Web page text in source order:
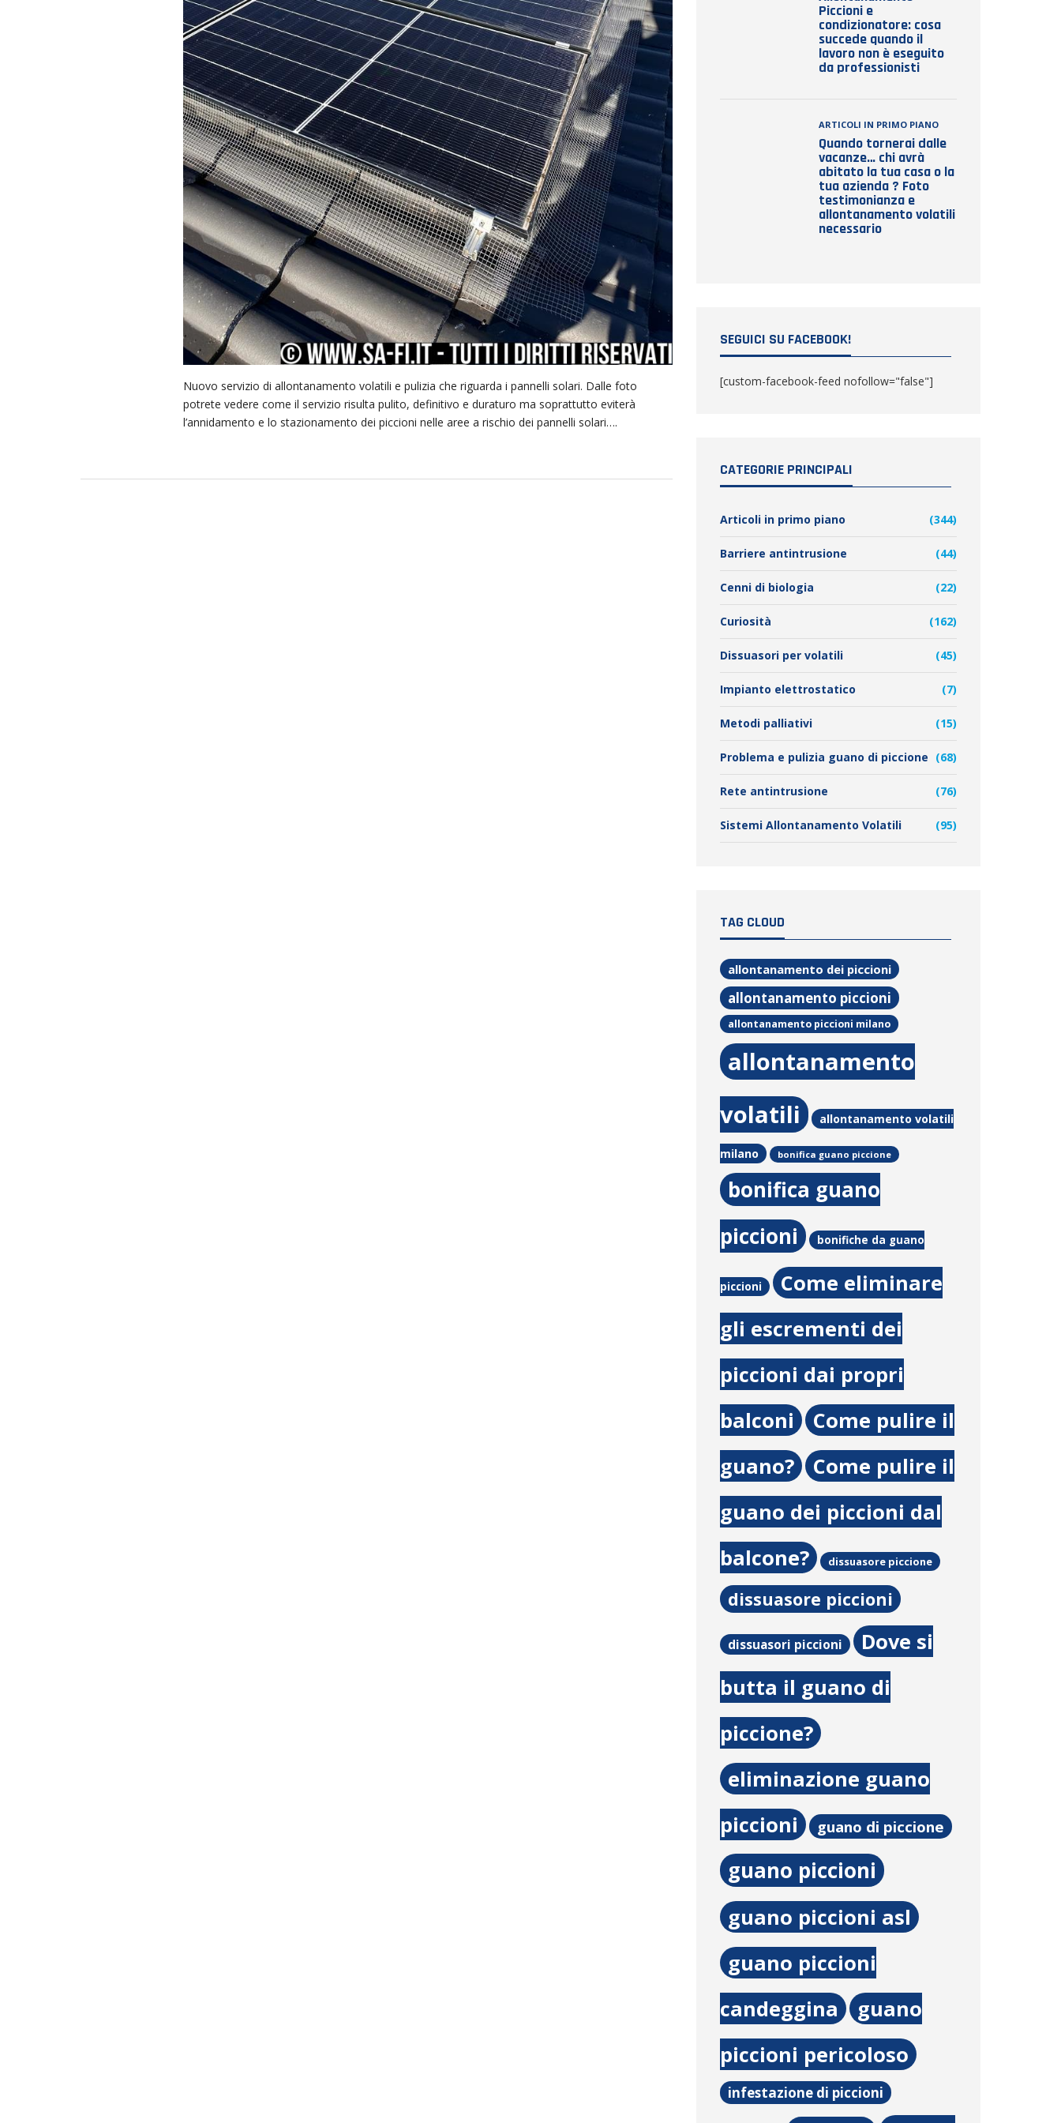
Nuovo servizio di allontanamento volatili e pulizia che riguarda i pannelli solari. Dalle foto
potrete vedere come il servizio risulta pulito, definitivo e duraturo ma soprattutto eviterà
l’annidamento e lo stazionamento dei piccioni nelle aree a rischio dei pannelli solari….
Piccioni e
condizionatore: cosa
succede quando il
lavoro non è eseguito
da professionisti
ARTICOLI IN PRIMO PIANO
Quando tornerai dalle
vacanze… chi avrà
abitato la tua casa o la
tua azienda ? Foto
testimonianza e
allontanamento volatili
necessario
SEGUICI SU FACEBOOK!
[custom-facebook-feed nofollow="false"]
CATEGORIE PRINCIPALI
Articoli in primo piano (344)
Barriere antintrusione (44)
Cenni di biologia (22)
Curiosità (162)
Dissuasori per volatili (45)
Impianto elettrostatico (7)
Metodi palliativi (15)
Problema e pulizia guano di piccione (68)
Rete antintrusione (76)
Sistemi Allontanamento Volatili (95)
TAG CLOUD
allontanamento dei piccioni
allontanamento piccioni
allontanamento piccioni milano
allontanamento
volatili
allontanamento volatili
milano bonifica guano piccione
bonifica guano
piccioni
bonifiche da guano
piccioni
Come eliminare
gli escrementi dei
piccioni dai propri
balconi
Come pulire il
guano?
Come pulire il
guano dei piccioni dal
balcone?
dissuasore piccione
dissuasore piccioni
dissuasori piccioni
Dove si
butta il guano di
piccione?
eliminazione guano
piccioni
guano di piccione
guano piccioni
guano piccioni asl
guano piccioni
candeggina
guano
piccioni pericoloso
infestazione di piccioni